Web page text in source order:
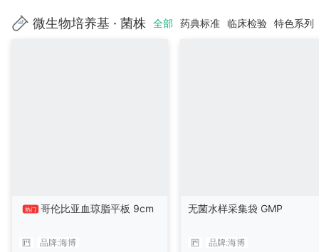
色谱配件 · 分析耗材
微生物培养基 · 菌株 全部 药典标准 临床检验 特色系列
热门 哥伦比亚血琼脂平板 9cm
品牌:海博
无菌水样采集袋 GMP
品牌:海博